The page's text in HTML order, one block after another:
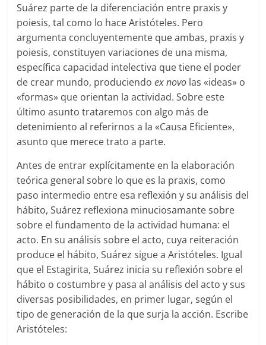
Suárez parte de la diferenciación entre praxis y
poiesis, tal como lo hace Aristóteles. Pero
argumenta concluyentemente que ambas, praxis y
poiesis, constituyen variaciones de una misma,
específica capacidad intelectiva que tiene el poder
de crear mundo, produciendoex novo las «ideas» o
«formas» que orientan la actividad. Sobre este
último asunto trataremos con algo más de
detenimiento al referirnos a la «Causa Eficiente»,
asunto que merece trato a parte.
Antes de entrar explícitamente en la elaboración
teórica general sobre lo que es la praxis, como
paso intermedio entre esa reflexión y su análisis del
hábito, Suárez reflexiona minuciosamante sobre
sobre el fundamento de la actividad humana: el
acto. En su análisis sobre el acto, cuya reiteración
produce el hábito, Suárez sigue a Aristóteles. Igual
que el Estagirita, Suárez inicia su reflexión sobre el
hábito o costumbre y pasa al análisis del acto y sus
diversas posibilidades, en primer lugar, según el
tipo de generación de la que surja la acción. Escribe
Aristóteles: